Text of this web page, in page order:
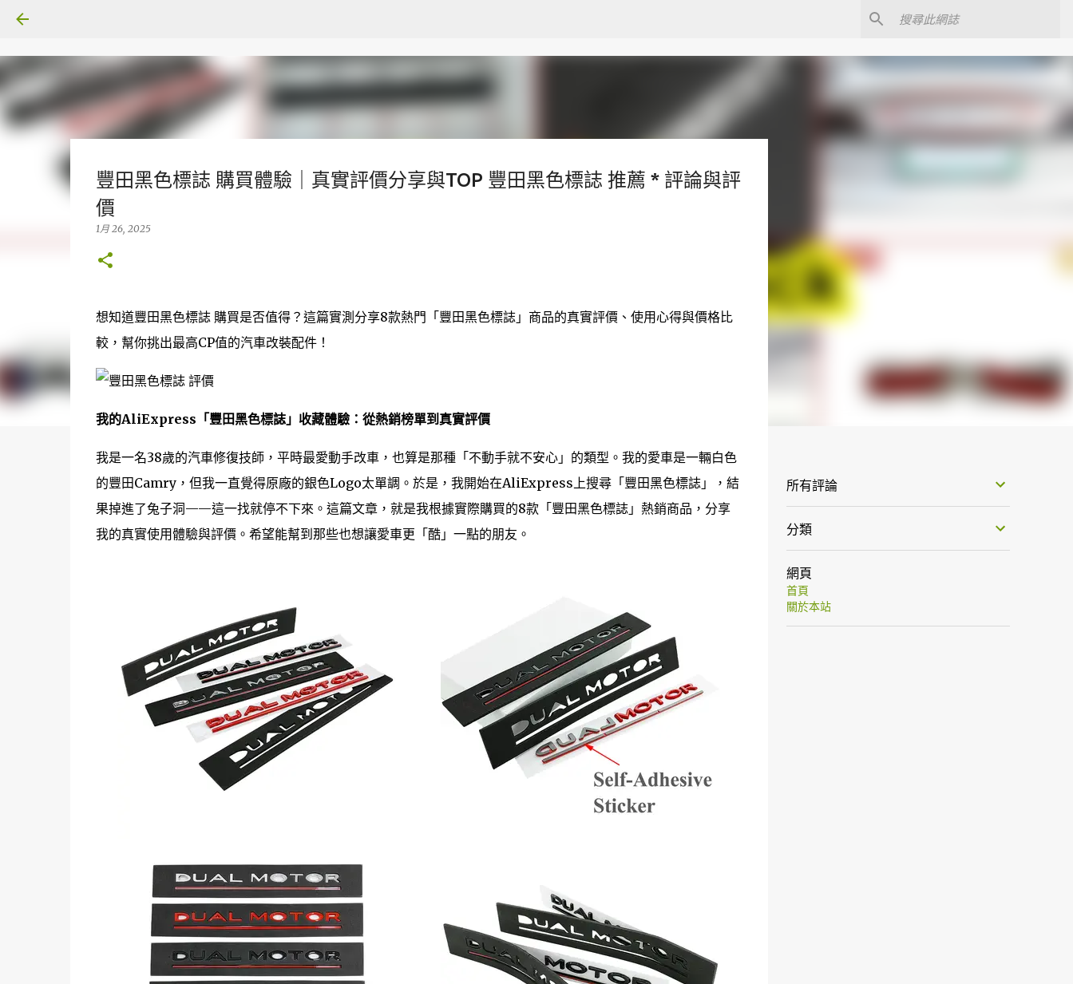
豐田黑色標誌 購買體驗｜真實評價分享與TOP 豐田黑色標誌 推薦 * 評論與評
價
1月 26, 2025
想知道豐田黑色標誌 購買是否值得？這篇實測分享8款熱門「豐田黑色標誌」商品的真實評價、使用心得與價格比
較，幫你挑出最高CP值的汽車改裝配件！
我的AliExpress「豐田黑色標誌」收藏體驗：從熱銷榜單到真實評價
我是一名38歲的汽車修復技師，平時最愛動手改車，也算是那種「不動手就不安心」的類型。我的愛車是一輛白色
的豐田Camry，但我一直覺得原廠的銀色Logo太單調。於是，我開始在AliExpress上搜尋「豐田黑色標誌」，結
果掉進了兔子洞——這一找就停不下來。這篇文章，就是我根據實際購買的8款「豐田黑色標誌」熱銷商品，分享
我的真實使用體驗與評價。希望能幫到那些也想讓愛車更「酷」一點的朋友。
所有評論
分類
網頁
首頁
關於本站